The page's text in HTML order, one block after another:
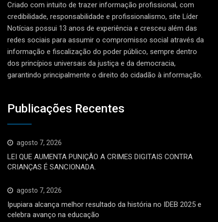
Criado com intuito de trazer informação profissional, com
credibilidade, responsabilidade e profissionalismo, site Líder
Notícias possui 13 anos de experiência e cresceu além das
redes sociais para assumir o compromisso social através da
informação e fiscalização do poder público, sempre dentro
dos princípios universais da justiça e da democracia,
garantindo principalmente o direito do cidadão à informação.
Publicações Recentes
agosto 7, 2026
LEI QUE AUMENTA PUNIÇÃO A CRIMES DIGITAIS CONTRA
CRIANÇAS É SANCIONADA.
agosto 7, 2026
Ipupiara alcança melhor resultado da história no IDEB 2025 e
celebra avanço na educação